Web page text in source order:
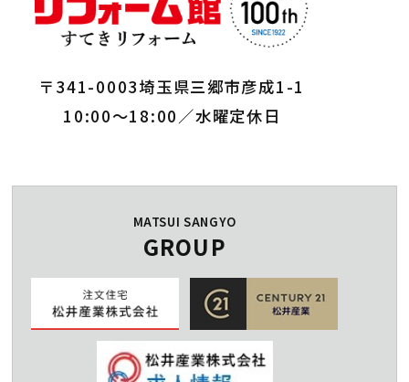
〒341-0003埼玉県三郷市彦成1-1
10:00～18:00／水曜定休日
MATSUI SANGYO
GROUP